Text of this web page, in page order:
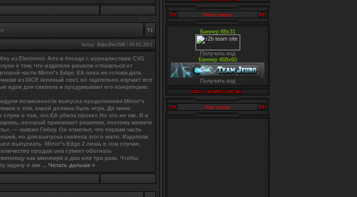
Автор: Ba[ss]NecTaR | 03.03.2011
из Electronic Arts в беседе с журналистами CVG
о том, что издатели решили отказаться от
части Mirror's Edge. ЕА пока не готова дать
из DICE зеленый свет, но тщательно изучает все
идеи для сиквела и продумывает его концепцию.
возможности выпуска продолжения Mirror's
о том, какой должна быть игра. До меня
слухи о том, что ЕА убила проект. Но это не так. Я и
который принимает решения, поэтому можете
— заявил Гибеу. Он отметил, что первая часть
но для выпуска сиквела этого мало. Издатели
выпускать Mirror's Edge 2 лишь в том случае,
продаж она сумеет обогнать
как минимум в два или три раза. Чтобы
задачу и заи ... Читать дальше »
Наши банеры
Баннер 88х31
Получить код
Баннер 468х60
Получить код
Наш сервер